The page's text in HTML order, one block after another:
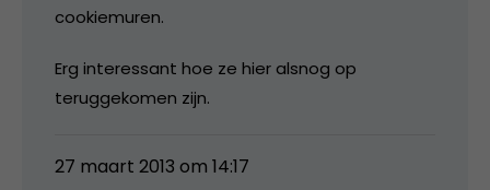
cookiemuren.
Erg interessant hoe ze hier alsnog op
teruggekomen zijn.
27 maart 2013 om 14:17